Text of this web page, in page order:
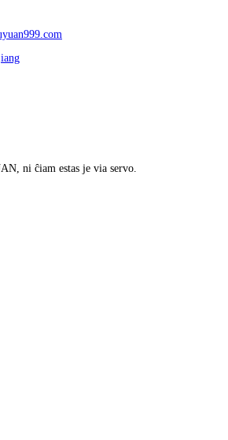
ni ĉiam estas je via servo.